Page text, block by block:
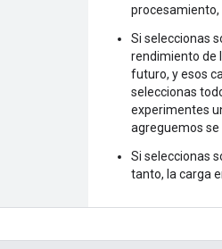
procesamiento,
Si seleccionas
rendimiento de
futuro, y esos
seleccionas
experimentes
agreguemos
Si seleccionas
tanto, la carga